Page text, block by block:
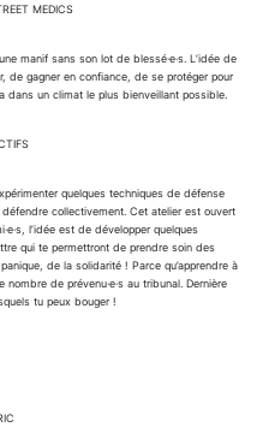
MEDICS
manif sans son lot de blessé·e·s. L’idée de
de gagner en confiance, de se protéger pour
un climat le plus bienveillant possible.
quelques techniques de défense
collectivement. Cet atelier est ouvert
l’idée est de développer quelques
qui te permettront de prendre soin des
de la solidarité ! Parce qu’apprendre à
de prévenu·e·s au tribunal. Dernière
tu peux bouger !